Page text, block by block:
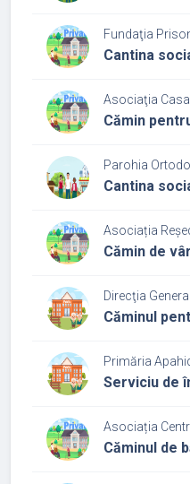
Fundaţia
Cantina
Asociaţia
Cămin
Parohia
Cantina
Asociația
Cămin de
Direcţia
Căminul
Primăria
Serviciu de
Asociația
Căminul de